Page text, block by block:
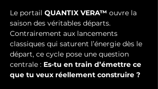
Le portail QUANTIX VERA™ ouvre la
saison des véritables départs.
Contrairement aux lancements
classiques qui saturent l’énergie dès le
départ, ce cycle pose une question
centrale : Es-tu en train d’émettre ce
que tu veux réellement construire ?